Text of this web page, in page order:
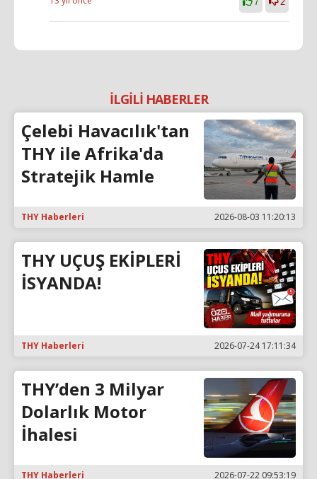
İLGİLİ HABERLER
Çelebi Havacılık'tan
THY ile Afrika'da
Stratejik Hamle
THY Haberleri 2026-08-03 11:20:13
THY UÇUŞ EKİPLERİ
İSYANDA!
THY Haberleri 2026-07-24 17:11:34
THY’den 3 Milyar
Dolarlık Motor
İhalesi
THY Haberleri 2026-07-22 09:53:19